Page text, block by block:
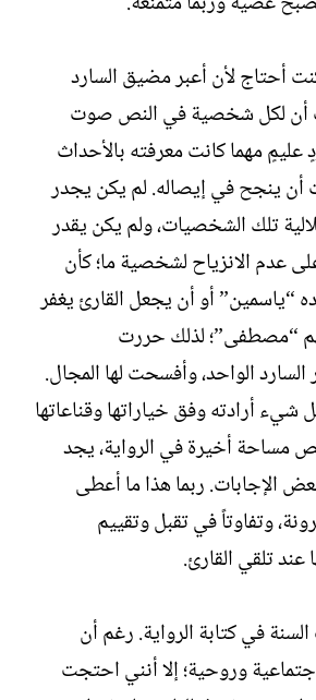
أحتاج لأن أعبر مضيق السارد
أن لكل شخصية في النص صوت
مهما كانت معرفته بالأحداث
ينجح في إيصاله. لم يكن يجدر
تلك الشخصيات، ولم يكن يقدر
عدم الانزياح لشخصية ما؛ كأن
“ياسمين” أو أن يجعل القارئ يغفر
“مصطفى”؛ لذلك حررت
الواحد، وأفسحت لها المجال.
شيء أرادته وفق خياراتها وقناعاتها
مساحة أخيرة في الرواية، يجد
الإجابات. ربما هذا ما أعطى
وتفاوتاً في تقبل وتقييم
تلقي القارئ.
في كتابة الرواية. رغم أن
وروحية؛ إلا أنني احتجت